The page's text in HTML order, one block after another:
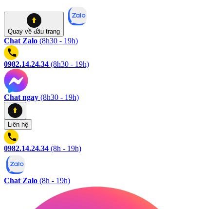
Quay về đầu trang
Chat Zalo (8h30 - 19h)
0982.14.24.34 (8h30 - 19h)
Chat ngay (8h30 - 19h)
Liên hệ
0982.14.24.34 (8h - 19h)
Chat Zalo (8h - 19h)